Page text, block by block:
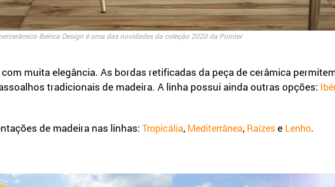
Ibérica Design é uma das novidades da coleção 2020 da Pointer
muita elegância. As bordas retificadas da peça de cerâmica
tradicionais de madeira. A linha possui ainda outras opções:
de madeira nas linhas: Tropicália, Mediterrânea, Raízese Lenho.